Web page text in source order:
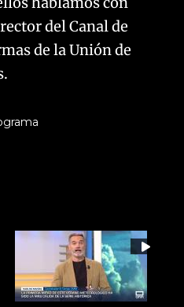
del Canal de
de la Unión de